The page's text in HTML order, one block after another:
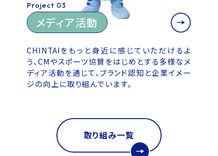
Project 03
メディア活動
CHINTAIをもっと身近に感じていただけるよ
う、CMやスポーツ協賛をはじめとする多様なメ
ディア活動を通じて、ブランド認知と企業イメー
ジの向上に取り組んでいます。
取り組み一覧